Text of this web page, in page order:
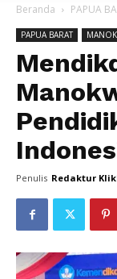
Beranda PAPUA
PAPUA BARAT
Penulis Redaktur